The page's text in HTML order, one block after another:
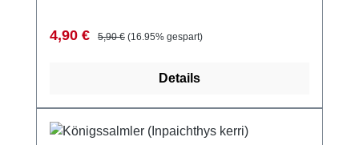
Verkaufspreis:
4,90 € Regulärer Preis:
5,90 € (16.95% gespart)
Details